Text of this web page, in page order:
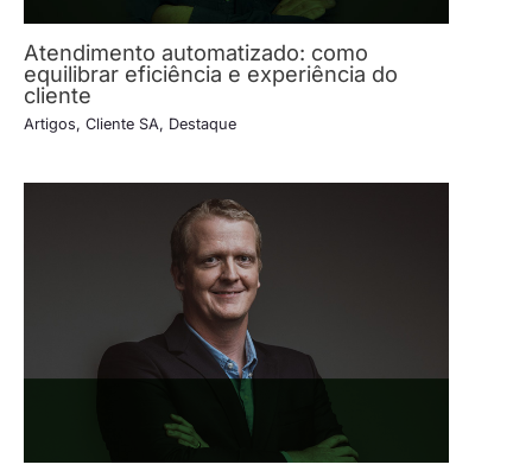
Atendimento automatizado: como
equilibrar eficiência e experiência do
cliente
Artigos, Cliente SA, Destaque